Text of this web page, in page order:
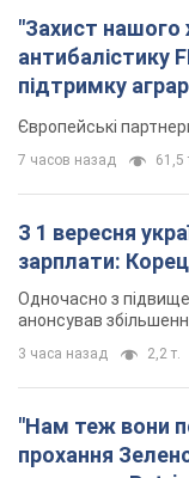
"Захист нашого
антибалістику
підтримку
Європейські
7 часов назад 61,5
З 1 вересня
зарплати:
Одночасно з
анонсував
3 часа назад 2,2 т.
"Нам теж вони
прохання